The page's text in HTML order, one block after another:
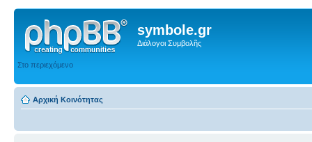
symbole.gr
Διάλογοι Συμβολῆς
Στο περιεχόμενο
Αρχική Κοινότητας